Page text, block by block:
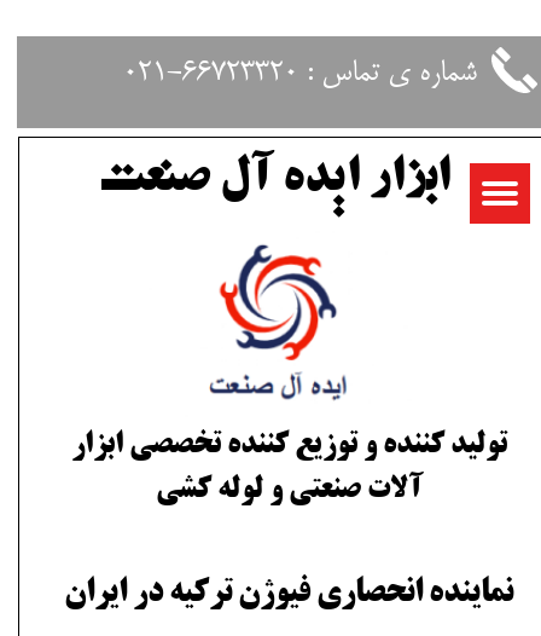
شماره ی تماس : 66723320-021
ابزار ایده آل صنعت
تولید کننده و توزیع کننده تخصصی ابزار
آلات صنعتی و لوله کشی
​نماینده انحصاری فیوژن ترکیه در ایران
حساب کاربری من
تغییر گذر واژه
سفارشات
خروج از حساب کاربری